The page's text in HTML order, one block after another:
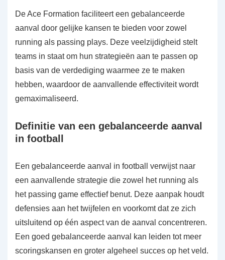
De Ace Formation faciliteert een gebalanceerde
aanval door gelijke kansen te bieden voor zowel
running als passing plays. Deze veelzijdigheid stelt
teams in staat om hun strategieën aan te passen op
basis van de verdediging waarmee ze te maken
hebben, waardoor de aanvallende effectiviteit wordt
gemaximaliseerd.
Definitie van een gebalanceerde aanval
in football
Een gebalanceerde aanval in football verwijst naar
een aanvallende strategie die zowel het running als
het passing game effectief benut. Deze aanpak houdt
defensies aan het twijfelen en voorkomt dat ze zich
uitsluitend op één aspect van de aanval concentreren.
Een goed gebalanceerde aanval kan leiden tot meer
scoringskansen en groter algeheel succes op het veld.